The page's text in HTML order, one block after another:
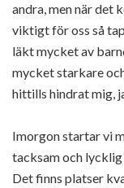
andra, men när det
viktigt för oss så
läkt mycket av
mycket starkare
hittills hindrat mig,
Imorgon startar vi
tacksam och
Det finns platser